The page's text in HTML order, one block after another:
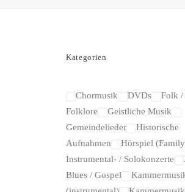
Kategorien
Chormusik DVDs
Folk /
Folklore
Geistliche Musik
Gemeindelieder
Historische
Aufnahmen
Hörspiel
Instrumental- / Solokonzerte
Blues / Gospel